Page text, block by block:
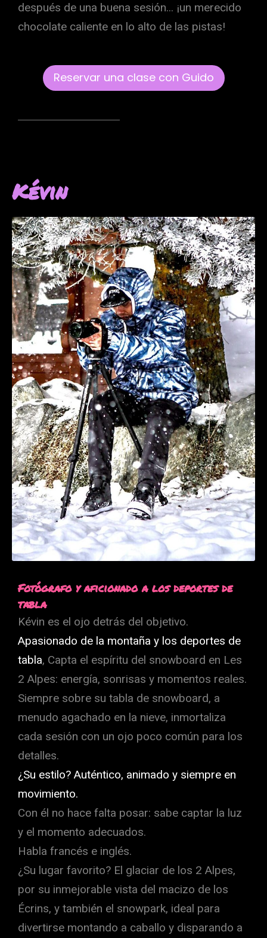
después de una buena sesión... ¡un merecido
chocolate caliente en lo alto de las pistas!
Reservar una clase con Guido
Fotógrafo y aficionado a los deportes de
tabla
Kévin es el ojo detrás del objetivo.
Apasionado de la montaña y los deportes de
tabla, Capta el espíritu del snowboard en Les
2 Alpes: energía, sonrisas y momentos reales.
Siempre sobre su tabla de snowboard, a
menudo agachado en la nieve, inmortaliza
cada sesión con un ojo poco común para los
detalles.
¿Su estilo? Auténtico, animado y siempre en
movimiento.
Con él no hace falta posar: sabe captar la luz
y el momento adecuados.
Habla francés e inglés.
¿Su lugar favorito? El glaciar de los 2 Alpes,
por su inmejorable vista del macizo de los
Écrins, y también el snowpark, ideal para
divertirse montando a caballo y disparando a
Kévin